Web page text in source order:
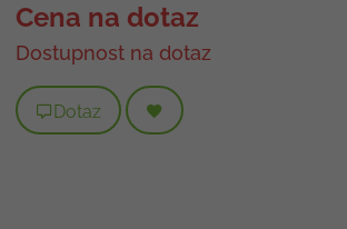
Cena na dotaz
Dostupnost na dotaz
Dotaz